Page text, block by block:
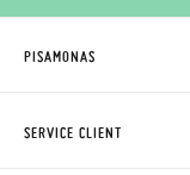
PISAMONAS
SERVICE CLIENT